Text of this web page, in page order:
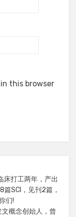
this browser
床打工两年，产出
SCI，见刊2篇，
们!
概念创始人，曾